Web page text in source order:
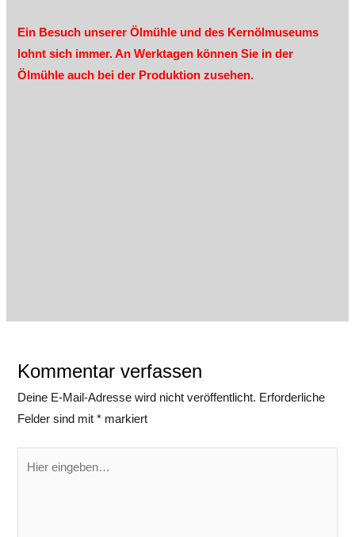
Ein Besuch unserer Ölmühle und des Kernölmuseums
lohnt sich immer. An Werktagen können Sie in der
Ölmühle auch bei der Produktion zusehen.
Kommentar verfassen
Deine E-Mail-Adresse wird nicht veröffentlicht. Erforderliche
Felder sind mit* markiert